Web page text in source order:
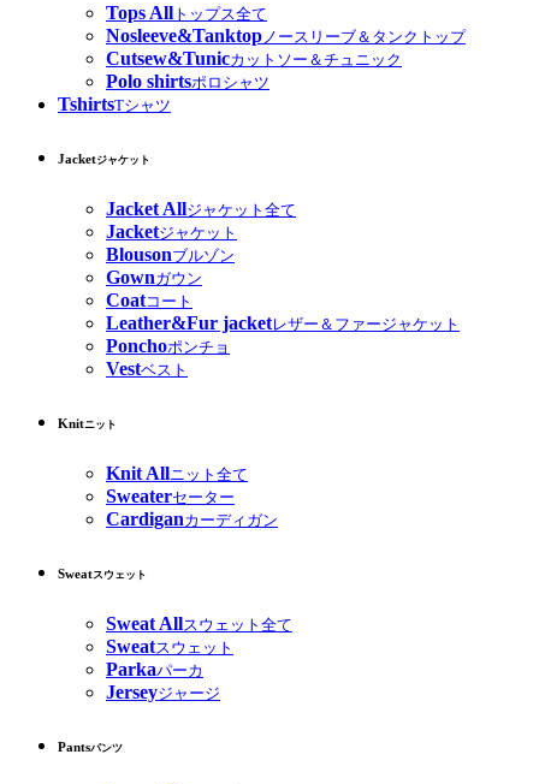
Tops All トップス全て
Nosleeve&Tanktop ノースリーブ＆タンクトップ
Cutsew&Tunicカットソー＆チュニック
Polo shirtsポロシャツ
TshirtsTシャツ
Jacketジャケット
Jacket Allジャケット全て
Jacketジャケット
Blousonブルゾン
Gownガウン
Coatコート
Leather&Fur jacketレザー＆ファージャケット
Ponchoポンチョ
Vestベスト
Knitニット
Knit Allニット全て
Sweaterセーター
Cardiganカーディガン
Sweatスウェット
Sweat Allスウェット全て
Sweatスウェット
Parkaパーカ
Jerseyジャージ
Pantsパンツ